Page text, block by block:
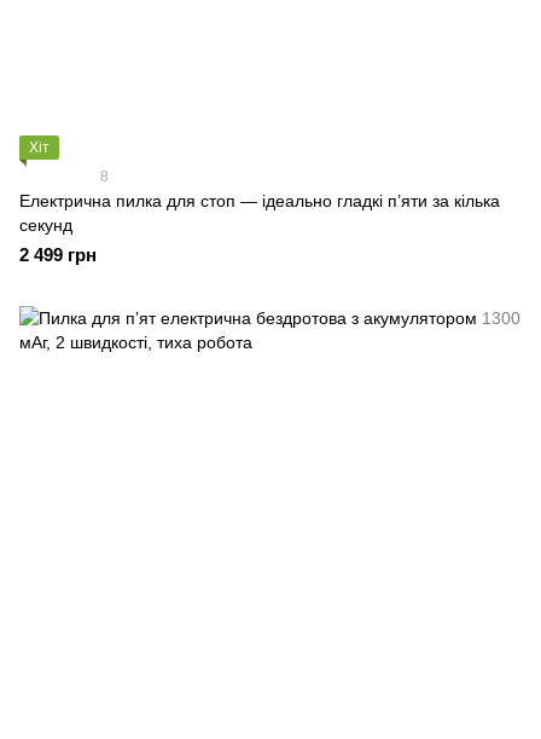
Хіт
8
Електрична пилка для стоп — ідеально гладкі п’яти за кілька
секунд
2 499 грн